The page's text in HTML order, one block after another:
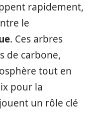
rapidement,
le
. Ces arbres
de carbone,
tout en
pour la
un rôle clé